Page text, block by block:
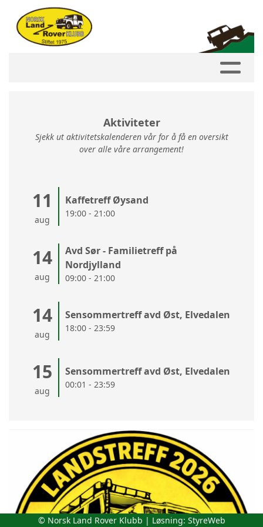
Aktiviteter
Sjekk ut aktivitetskalenderen vår for å få en oversikt
over alle våre arrangement!
11
aug
Kaffetreff Øysand
19:00 - 21:00
14
aug
Avd Sør - Familietreff på
Nordjylland
09:00 - 21:00
14
aug
Sensommertreff avd Øst, Elvedalen
18:00 - 23:59
15
aug
Sensommertreff avd Øst, Elvedalen
00:01 - 23:59
© Norsk Land Rover Klubb | Løsning: StyreWeb